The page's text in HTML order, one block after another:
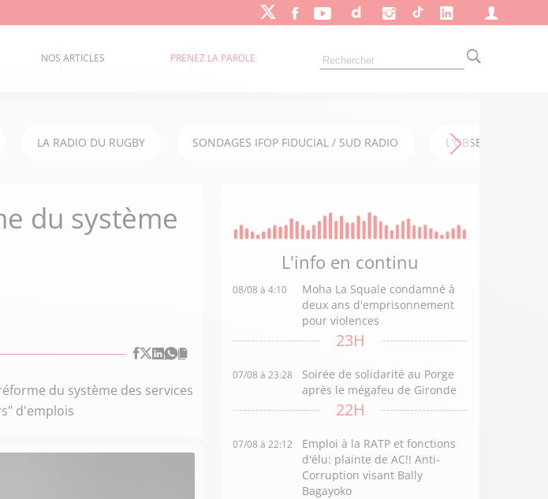
NOS ARTICLES PRENEZ LA PAROLE
LA RADIO DU RUGBY SONDAGES IFOP FIDUCIAL / SUD RADIO L'OBSERVATOIRE
du système
du système des services
d'emplois
L'info en continu
08/08 à 4:10
Moha La Squale condamné à
deux ans d'emprisonnement
pour violences
23H
07/08 à 23:28
Soirée de solidarité au Porge
après le mégafeu de Gironde
22H
07/08 à 22:12
Emploi à la RATP et fonctions
d'élu: plainte de AC!! Anti-
Corruption visant Bally
Bagayoko